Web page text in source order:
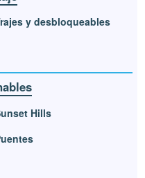
y desbloqueables
Hills